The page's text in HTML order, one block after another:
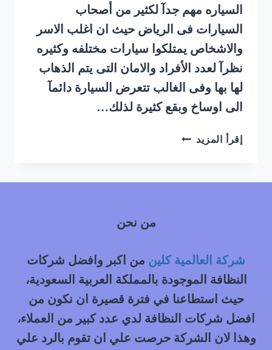
السياره مهم جدآ لكثير من أصحاب
السيارات فى الرياض حيث ان اغلب الاسر
والاشخاص يمتلكوا سيارات مختلفه وكثيره
نظرآ لعدد الأفراد والامان التى يتم الذهاب
لها بها وفى الغالب تتعرض السيارة دائمآ
الى اوساخ وبقع كثيرة لذلك…
إقرأ المزيد شركة
متنقل
من نحن
شركة العالمية كلين من اكبر وافضل شركات
النظافة الموجودة بالمملكة العربية السعودية،
حيث استطاعنا في فترة قصيرة ان نكون من
افضل شركات النظافة لدي عدد كبير من العملاء،
وهذا لان الشركة حرصت علي ان تقوم بالرد علي